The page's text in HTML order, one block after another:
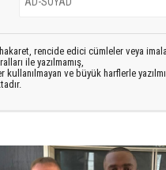
rencide edici cümleler veya
ile yazılmamış,
kullanılmayan ve büyük harflerle